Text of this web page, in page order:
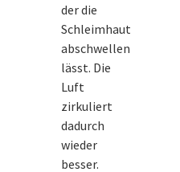
der die
Schleimhaut
abschwellen
lässt. Die
Luft
zirkuliert
dadurch
wieder
besser.